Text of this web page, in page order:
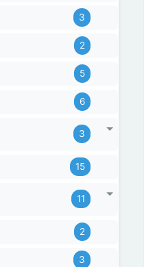
3
2
5
6
3
15
11
2
3